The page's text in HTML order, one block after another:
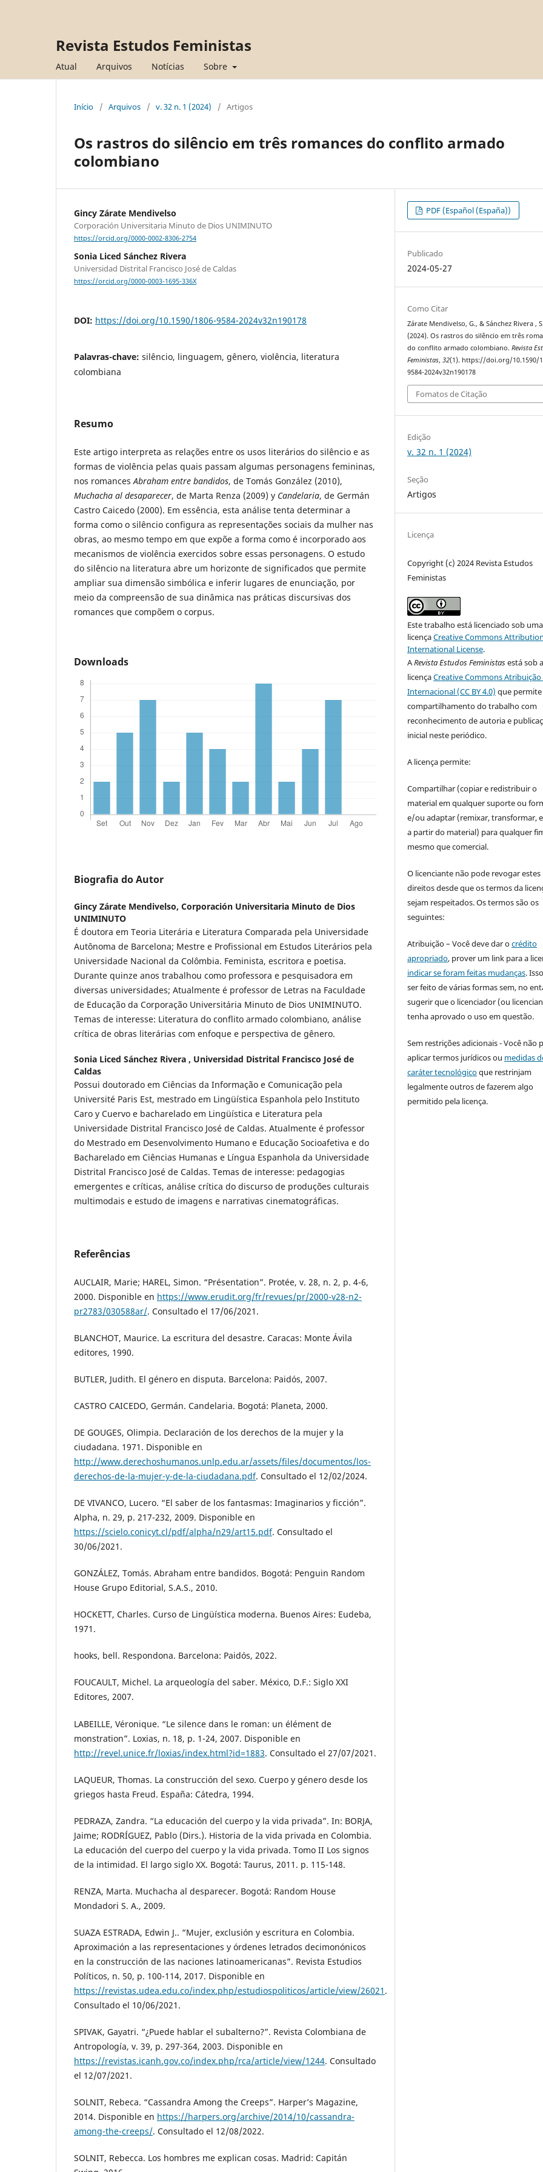
Revista Estudos Feministas
Atual Arquivos Notícias Sobre
Início / Arquivos / v. 32 n. 1 (2024) / Artigos
Os rastros do silêncio em três romances do conflito armado
colombiano
Gincy Zárate Mendivelso
Corporación Universitaria Minuto de Dios UNIMINUTO
https://orcid.org/0000-0002-8306-2754
Sonia Liced Sánchez Rivera
Universidad Distrital Francisco José de Caldas
https://orcid.org/0000-0003-1695-336X
DOI: https://doi.org/10.1590/1806-9584-2024v32n190178
Palavras-chave: silêncio, linguagem, gênero, violência, literatura
colombiana
Resumo
Este artigo interpreta as relações entre os usos literários do silêncio e as
formas de violência pelas quais passam algumas personagens femininas,
nos romancesAbraham entre bandidos, de Tomás González (2010),
Muchacha al desaparecer, de Marta Renza (2009) y Candelaria, de Germán
Castro Caicedo (2000). Em essência, esta análise tenta determinar a
forma como o silêncio configura as representações sociais da mulher nas
obras, ao mesmo tempo em que expõe a forma como é incorporado aos
mecanismos de violência exercidos sobre essas personagens. O estudo
do silêncio na literatura abre um horizonte de significados que permite
ampliar sua dimensão simbólica e inferir lugares de enunciação, por
meio da compreensão de sua dinâmica nas práticas discursivas dos
romances que compõem o corpus.
Downloads
Biografia do Autor
Gincy Zárate Mendivelso, Corporación Universitaria Minuto de Dios
UNIMINUTO
É doutora em Teoria Literária e Literatura Comparada pela Universidade
Autônoma de Barcelona; Mestre e Profissional em Estudos Literários pela
Universidade Nacional da Colômbia. Feminista, escritora e poetisa.
Durante quinze anos trabalhou como professora e pesquisadora em
diversas universidades; Atualmente é professor de Letras na Faculdade
de Educação da Corporação Universitária Minuto de Dios UNIMINUTO.
Temas de interesse: Literatura do conflito armado colombiano, análise
crítica de obras literárias com enfoque e perspectiva de gênero.
Sonia Liced Sánchez Rivera , Universidad Distrital Francisco José de
Caldas
Possui doutorado em Ciências da Informação e Comunicação pela
Université Paris Est, mestrado em Lingüística Espanhola pelo Instituto
Caro y Cuervo e bacharelado em Lingüística e Literatura pela
Universidade Distrital Francisco José de Caldas. Atualmente é professor
do Mestrado em Desenvolvimento Humano e Educação Socioafetiva e do
Bacharelado em Ciências Humanas e Língua Espanhola da Universidade
Distrital Francisco José de Caldas. Temas de interesse: pedagogias
emergentes e críticas, análise crítica do discurso de produções culturais
multimodais e estudo de imagens e narrativas cinematográficas.
Referências
AUCLAIR, Marie; HAREL, Simon. “Présentation”. Protée, v. 28, n. 2, p. 4-6,
2000. Disponible en https://www.erudit.org/fr/revues/pr/2000-v28-n2-
pr2783/030588ar/. Consultado el 17/06/2021.
BLANCHOT, Maurice. La escritura del desastre. Caracas: Monte Ávila
editores, 1990.
BUTLER, Judith. El género en disputa. Barcelona: Paidós, 2007.
CASTRO CAICEDO, Germán. Candelaria. Bogotá: Planeta, 2000.
DE GOUGES, Olimpia. Declaración de los derechos de la mujer y la
ciudadana. 1971. Disponible en
http://www.derechoshumanos.unlp.edu.ar/assets/files/documentos/los-
derechos-de-la-mujer-y-de-la-ciudadana.pdf. Consultado el 12/02/2024.
DE VIVANCO, Lucero. “El saber de los fantasmas: Imaginarios y ficción”.
Alpha, n. 29, p. 217-232, 2009. Disponible en
https://scielo.conicyt.cl/pdf/alpha/n29/art15.pdf. Consultado el
30/06/2021.
GONZÁLEZ, Tomás. Abraham entre bandidos. Bogotá: Penguin Random
House Grupo Editorial, S.A.S., 2010.
HOCKETT, Charles. Curso de Lingüística moderna. Buenos Aires: Eudeba,
1971.
hooks, bell. Respondona. Barcelona: Paidós, 2022.
FOUCAULT, Michel. La arqueología del saber. México, D.F.: Siglo XXI
Editores, 2007.
LABEILLE, Véronique. “Le silence dans le roman: un élément de
monstration”. Loxias, n. 18, p. 1-24, 2007. Disponible en
http://revel.unice.fr/loxias/index.html?id=1883. Consultado el 27/07/2021.
LAQUEUR, Thomas. La construcción del sexo. Cuerpo y género desde los
griegos hasta Freud. España: Cátedra, 1994.
PEDRAZA, Zandra. “La educación del cuerpo y la vida privada”. In: BORJA,
Jaime; RODRÍGUEZ, Pablo (Dirs.). Historia de la vida privada en Colombia.
La educación del cuerpo del cuerpo y la vida privada. Tomo II Los signos
de la intimidad. El largo siglo XX. Bogotá: Taurus, 2011. p. 115-148.
RENZA, Marta. Muchacha al desparecer. Bogotá: Random House
Mondadori S. A., 2009.
SUAZA ESTRADA, Edwin J.. “Mujer, exclusión y escritura en Colombia.
Aproximación a las representaciones y órdenes letrados decimonónicos
en la construcción de las naciones latinoamericanas”. Revista Estudios
Políticos, n. 50, p. 100-114, 2017. Disponible en
https://revistas.udea.edu.co/index.php/estudiospoliticos/article/view/26021 .
Consultado el 10/06/2021.
SPIVAK, Gayatri. “¿Puede hablar el subalterno?”. Revista Colombiana de
Antropología, v. 39, p. 297-364, 2003. Disponible en
https://revistas.icanh.gov.co/index.php/rca/article/view/1244. Consultado
el 12/07/2021.
SOLNIT, Rebeca. “Cassandra Among the Creeps”. Harper’s Magazine,
2014. Disponible en https://harpers.org/archive/2014/10/cassandra-
among-the-creeps/. Consultado el 12/08/2022.
SOLNIT, Rebecca. Los hombres me explican cosas. Madrid: Capitán
PDF (Español (España))
Publicado
2024-05-27
Como Citar
Zárate Mendivelso, G., & Sánchez Rivera ,
(2024). Os rastros do silêncio em três
do conflito armado colombiano.Revista
Feministas,32(1). https://doi.org/10.1590/
9584-2024v32n190178
Fomatos de Citação
Edição
v. 32 n. 1 (2024)
Seção
Artigos
Licença
Copyright (c) 2024 Revista Estudos
Feministas
Este trabalho está licenciado sob uma
licençaCreative Commons
International License.
ARevista Estudos Feministasestá sob a
licençaCreative Commons Atribuição
Internacional (CC BY 4.0) que
compartilhamento do trabalho com
reconhecimento de autoria e
inicial neste periódico.
A licença permite:
Compartilhar (copiar e redistribuir o
material em qualquer suporte ou
e/ou adaptar (remixar, transformar,
a partir do material) para qualquer
mesmo que comercial.
O licenciante não pode revogar estes
direitos desde que os termos da
sejam respeitados. Os termos são os
seguintes:
Atribuição – Você deve dar ocrédito
apropriado, prover um link para a
indicar se foram feitas mudanças.
ser feito de várias formas sem, no
sugerir que o licenciador (ou
tenha aprovado o uso em questão.
Sem restrições adicionais - Você não
aplicar termos jurídicos ou medidas
caráter tecnológicoque restrinjam
legalmente outros de fazerem algo
permitido pela licença.